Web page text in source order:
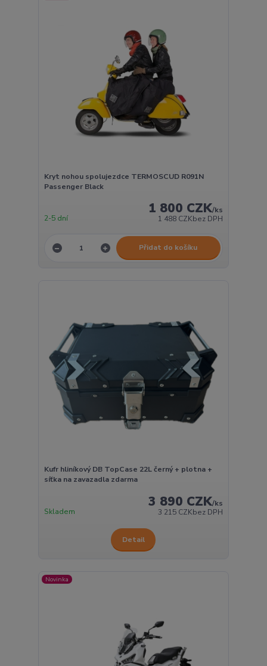
Kryt nohou spolujezdce TERMOSCUD R091N
Passenger Black
1 800 CZK/ks
1 488 CZKbez DPH
2-5 dní
Přidat do košíku
Kufr hliníkový DB TopCase 22L černý + plotna +
síťka na zavazadla zdarma
3 890 CZK/ks
3 215 CZKbez DPH
Skladem
Detail
Novinka